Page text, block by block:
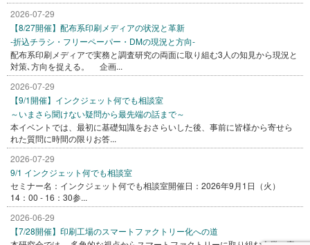
2026-07-29
【8/27開催】配布系印刷メディアの状況と革新
-折込チラシ・フリーペーパー・DMの現況と方向-
配布系印刷メディアで実務と調査研究の両面に取り組む3人の知見から現況と
対策､方向を捉える。 企画...
2026-07-29
【9/1開催】インクジェット何でも相談室
～いまさら聞けない疑問から最先端の話まで～
本イベントでは、最初に基礎知識をおさらいした後、事前に皆様から寄せら
れた質問に時間の限りお答...
2026-07-29
9/1 インクジェット何でも相談室
セミナー名：インクジェット何でも相談室開催日：2026年9月1日（火）
14：00 - 16：30参...
2026-06-29
【7/28開催】印刷工場のスマートファクトリー化への道